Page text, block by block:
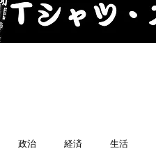
政治 経済 生活